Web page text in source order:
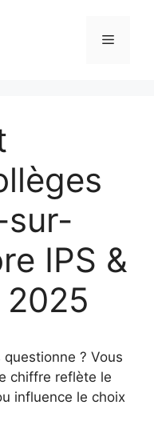
Menu
sur-
IPS &
questionne ? Vous
chiffre reflète le
influence le choix